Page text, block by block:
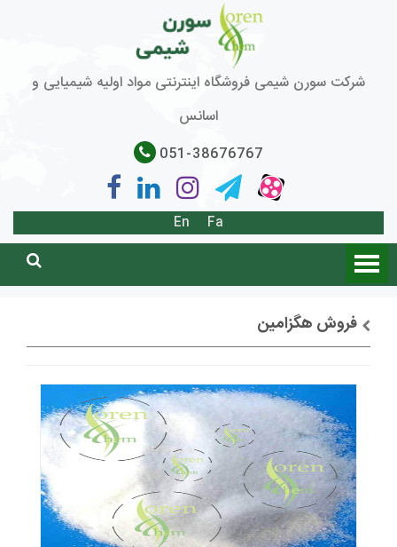
شرکت سورن شیمی فروشگاه اینترنتی مواد اولیه شیمیایی و
اسانس
051-38676767
Fa
En
فروش هگزامین